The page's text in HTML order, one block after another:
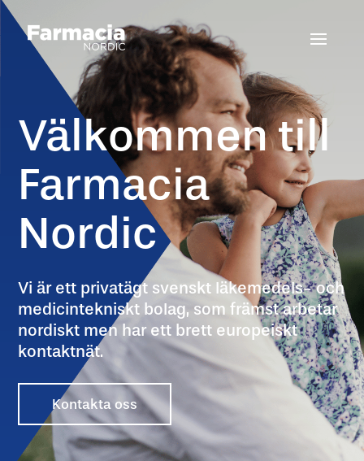
Välkommen till
Farmacia
Nordic
Vi är ett privatägt svenskt läkemedels- och
medicintekniskt bolag, som främst arbetar
nordiskt men har ett brett europeiskt
kontaktnät.
Kontakta oss